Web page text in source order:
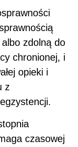
zdolną do
chronionej, i
opieki i
z
czasowej